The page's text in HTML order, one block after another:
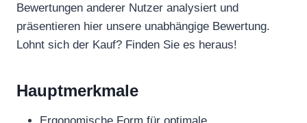
Bewertungen anderer Nutzer analysiert und
präsentieren hier unsere unabhängige Bewertung.
Lohnt sich der Kauf? Finden Sie es heraus!
Hauptmerkmale